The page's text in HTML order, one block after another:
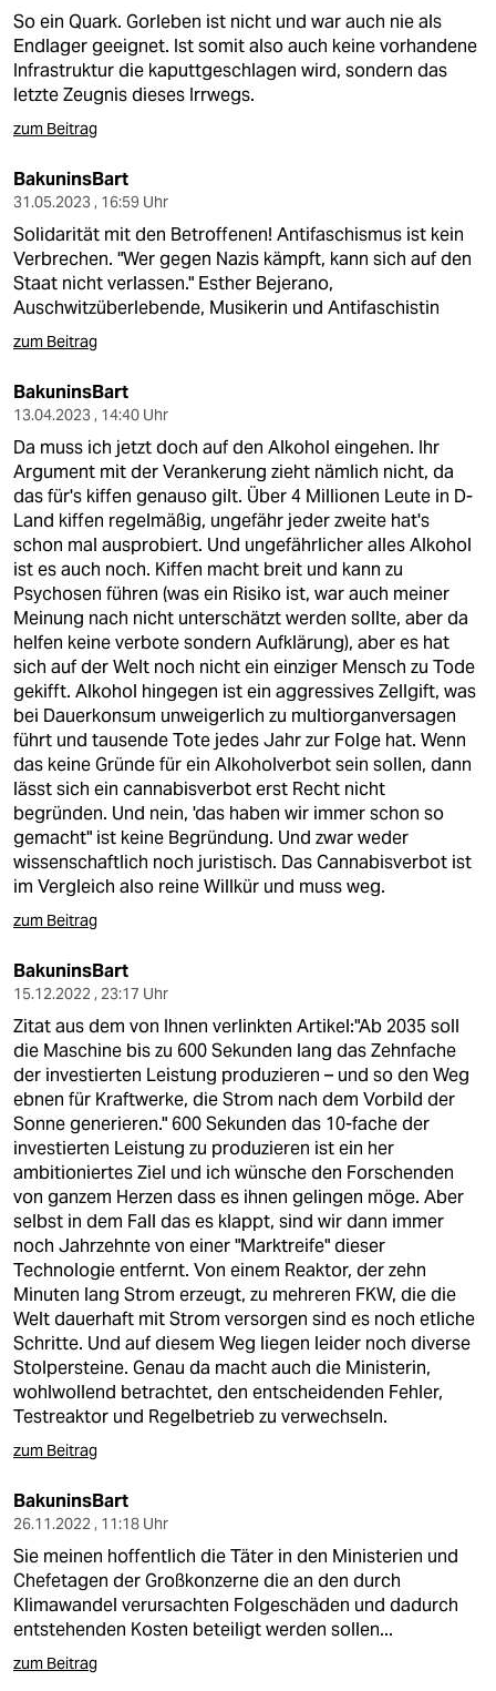
So ein Quark. Gorleben ist nicht und war auch nie als
Endlager geeignet. Ist somit also auch keine vorhandene
Infrastruktur die kaputtgeschlagen wird, sondern das
letzte Zeugnis dieses Irrwegs.
zum Beitrag
BakuninsBart
31.05.2023 , 16:59 Uhr
Solidarität mit den Betroffenen! Antifaschismus ist kein
Verbrechen. "Wer gegen Nazis kämpft, kann sich auf den
Staat nicht verlassen." Esther Bejerano,
Auschwitzüberlebende, Musikerin und Antifaschistin
zum Beitrag
BakuninsBart
13.04.2023 , 14:40 Uhr
Da muss ich jetzt doch auf den Alkohol eingehen. Ihr
Argument mit der Verankerung zieht nämlich nicht, da
das für's kiffen genauso gilt. Über 4 Millionen Leute in D-
Land kiffen regelmäßig, ungefähr jeder zweite hat's
schon mal ausprobiert. Und ungefährlicher alles Alkohol
ist es auch noch. Kiffen macht breit und kann zu
Psychosen führen (was ein Risiko ist, war auch meiner
Meinung nach nicht unterschätzt werden sollte, aber da
helfen keine verbote sondern Aufklärung), aber es hat
sich auf der Welt noch nicht ein einziger Mensch zu Tode
gekifft. Alkohol hingegen ist ein aggressives Zellgift, was
bei Dauerkonsum unweigerlich zu multiorganversagen
führt und tausende Tote jedes Jahr zur Folge hat. Wenn
das keine Gründe für ein Alkoholverbot sein sollen, dann
lässt sich ein cannabisverbot erst Recht nicht
begründen. Und nein, 'das haben wir immer schon so
gemacht" ist keine Begründung. Und zwar weder
wissenschaftlich noch juristisch. Das Cannabisverbot ist
im Vergleich also reine Willkür und muss weg.
zum Beitrag
BakuninsBart
15.12.2022 , 23:17 Uhr
Zitat aus dem von Ihnen verlinkten Artikel:"Ab 2035 soll
die Maschine bis zu 600 Sekunden lang das Zehnfache
der investierten Leistung produzieren – und so den Weg
ebnen für Kraftwerke, die Strom nach dem Vorbild der
Sonne generieren." 600 Sekunden das 10-fache der
investierten Leistung zu produzieren ist ein her
ambitioniertes Ziel und ich wünsche den Forschenden
von ganzem Herzen dass es ihnen gelingen möge. Aber
selbst in dem Fall das es klappt, sind wir dann immer
noch Jahrzehnte von einer "Marktreife" dieser
Technologie entfernt. Von einem Reaktor, der zehn
Minuten lang Strom erzeugt, zu mehreren FKW, die die
Welt dauerhaft mit Strom versorgen sind es noch etliche
Schritte. Und auf diesem Weg liegen leider noch diverse
Stolpersteine. Genau da macht auch die Ministerin,
wohlwollend betrachtet, den entscheidenden Fehler,
Testreaktor und Regelbetrieb zu verwechseln.
zum Beitrag
BakuninsBart
26.11.2022 , 11:18 Uhr
Sie meinen hoffentlich die Täter in den Ministerien und
Chefetagen der Großkonzerne die an den durch
Klimawandel verursachten Folgeschäden und dadurch
entstehenden Kosten beteiligt werden sollen...
zum Beitrag